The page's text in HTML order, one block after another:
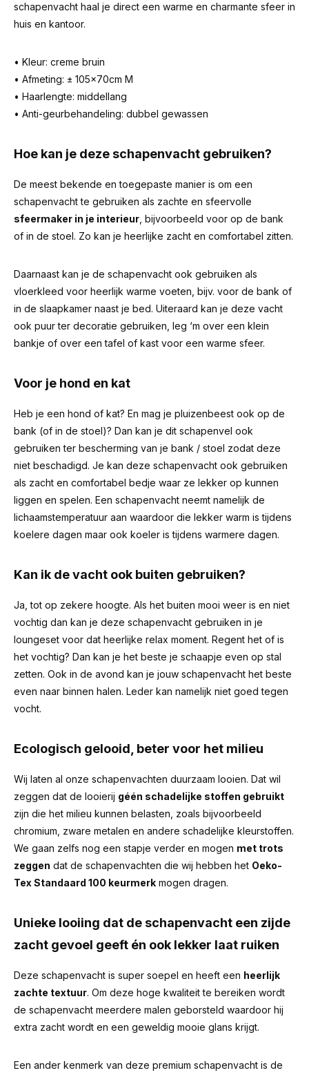
schapenvacht haal je direct een warme en charmante sfeer in
huis en kantoor.
• Kleur: creme bruin
• Afmeting: ± 105x70cm M
• Haarlengte: middellang
• Anti-geurbehandeling: dubbel gewassen
Hoe kan je deze schapenvacht gebruiken?
De meest bekende en toegepaste manier is om een
schapenvacht te gebruiken als zachte en sfeervolle
sfeermaker in je interieur , bijvoorbeeld voor op de bank
of in de stoel. Zo kan je heerlijke zacht en comfortabel zitten.
Daarnaast kan je de schapenvacht ook gebruiken als
vloerkleed voor heerlijk warme voeten, bijv. voor de bank of
in de slaapkamer naast je bed. Uiteraard kan je deze vacht
ook puur ter decoratie gebruiken, leg ‘m over een klein
bankje of over een tafel of kast voor een warme sfeer.
Voor je hond en kat
Heb je een hond of kat? En mag je pluizenbeest ook op de
bank (of in de stoel)? Dan kan je dit schapenvel ook
gebruiken ter bescherming van je bank / stoel zodat deze
niet beschadigd. Je kan deze schapenvacht ook gebruiken
als zacht en comfortabel bedje waar ze lekker op kunnen
liggen en spelen. Een schapenvacht neemt namelijk de
lichaamstemperatuur aan waardoor die lekker warm is tijdens
koelere dagen maar ook koeler is tijdens warmere dagen.
Kan ik de vacht ook buiten gebruiken?
Ja, tot op zekere hoogte. Als het buiten mooi weer is en niet
vochtig dan kan je deze schapenvacht gebruiken in je
loungeset voor dat heerlijke relax moment. Regent het of is
het vochtig? Dan kan je het beste je schaapje even op stal
zetten. Ook in de avond kan je jouw schapenvacht het beste
even naar binnen halen. Leder kan namelijk niet goed tegen
vocht.
Ecologisch gelooid, beter voor het milieu
Wij laten al onze schapenvachten duurzaam looien. Dat wil
zeggen dat de looierij géén schadelijke stoffen gebruikt
zijn die het milieu kunnen belasten, zoals bijvoorbeeld
chromium, zware metalen en andere schadelijke kleurstoffen.
We gaan zelfs nog een stapje verder en mogen met trots
zeggen dat de schapenvachten die wij hebben het Oeko-
Tex Standaard 100 keurmerk mogen dragen.
Unieke looiing dat de schapenvacht een zijde
zacht gevoel geeft én ook lekker laat ruiken
Deze schapenvacht is super soepel en heeft een heerlijk
zachte textuur. Om deze hoge kwaliteit te bereiken wordt
de schapenvacht meerdere malen geborsteld waardoor hij
extra zacht wordt en een geweldig mooie glans krijgt.
Een ander kenmerk van deze premium schapenvacht is de